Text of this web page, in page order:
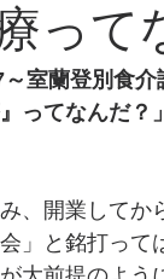
って
～室蘭登別食
ってなんだ？
、開業してか
」と銘打って